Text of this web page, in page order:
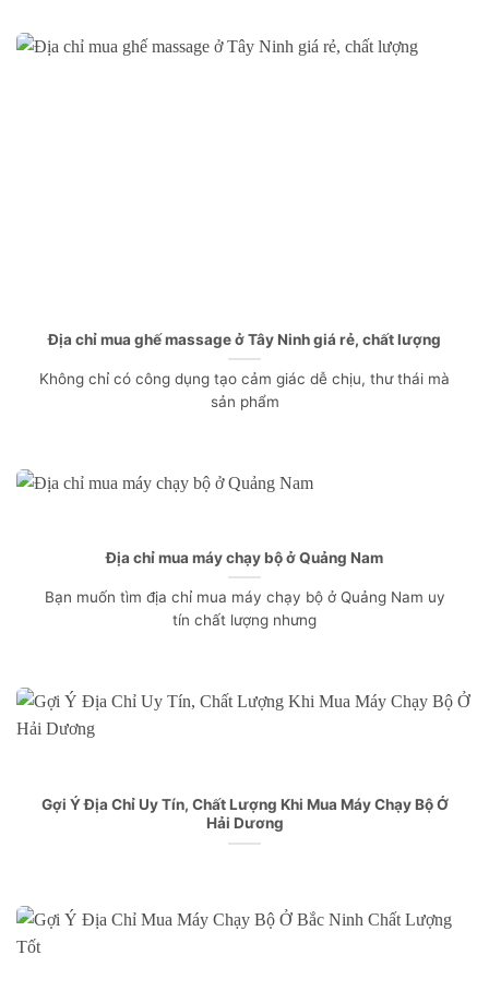
Địa chỉ mua ghế massage ở Tây Ninh giá rẻ, chất lượng
Không chỉ có công dụng tạo cảm giác dễ chịu, thư thái mà
sản phẩm
Địa chỉ mua máy chạy bộ ở Quảng Nam
Bạn muốn tìm địa chỉ mua máy chạy bộ ở Quảng Nam uy
tín chất lượng nhưng
Gợi Ý Địa Chỉ Uy Tín, Chất Lượng Khi Mua Máy Chạy Bộ Ở
Hải Dương